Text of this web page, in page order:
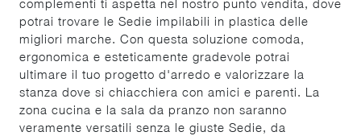
potrai trovare le Sedie impilabili in plastica delle
migliori marche. Con questa soluzione comoda,
ergonomica e esteticamente gradevole potrai
ultimare il tuo progetto d'arredo e valorizzare la
stanza dove si chiacchiera con amici e parenti. La
zona cucina e la sala da pranzo non saranno
veramente versatili senza le giuste Sedie, da